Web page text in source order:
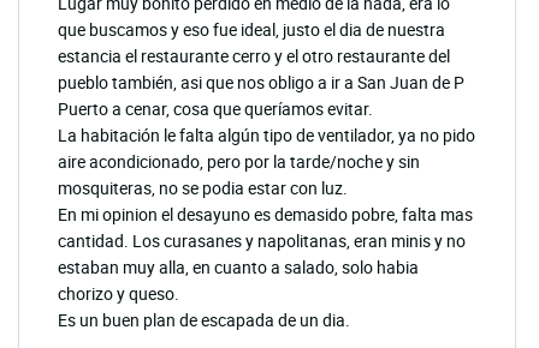
que buscamos y eso fue ideal, justo el dia de nuestra
estancia el restaurante cerro y el otro restaurante del
pueblo también, asi que nos obligo a ir a San Juan de P
Puerto a cenar, cosa que queríamos evitar.
La habitación le falta algún tipo de ventilador, ya no pido
aire acondicionado, pero por la tarde/noche y sin
mosquiteras, no se podia estar con luz.
En mi opinion el desayuno es demasido pobre, falta mas
cantidad. Los curasanes y napolitanas, eran minis y no
estaban muy alla, en cuanto a salado, solo habia
chorizo y queso.
Es un buen plan de escapada de un dia.